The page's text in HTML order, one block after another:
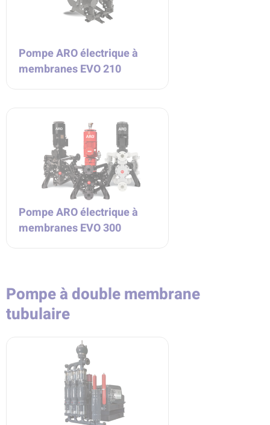
Pompe ARO électrique à
membranes EVO 210
Pompe ARO électrique à
membranes EVO 300
Pompe à double membrane
tubulaire